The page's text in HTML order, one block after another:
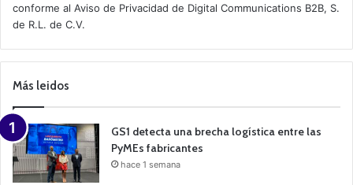
v
e
a
m
a
n
conforme al Aviso de Privacidad de Digital Communications B2B, S.
de R.L. de C.V.
Más leidos
GS1 detecta una brecha logística entre las
PyMEs fabricantes
hace 1 semana